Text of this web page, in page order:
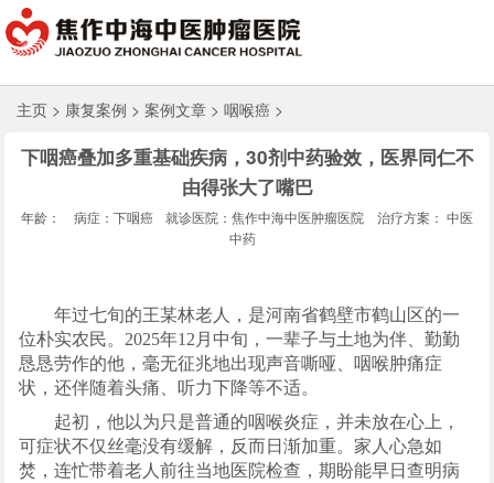
主页 > 康复案例 > 案例文章 > 咽喉癌 >
下咽癌叠加多重基础疾病，30剂中药验效，医界同仁不
由得张大了嘴巴
年龄： 病症：下咽癌 就诊医院：焦作中海中医肿瘤医院
治疗方案： 中医
中药
年过七旬的王某林老人，是河南省鹤壁市鹤山区的一
位朴实农民。2025年12月中旬，一辈子与土地为伴、勤勤
恳恳劳作的他，毫无征兆地出现声音嘶哑、咽喉肿痛症
状，还伴随着头痛、听力下降等不适。
起初，他以为只是普通的咽喉炎症，并未放在心上，
可症状不仅丝毫没有缓解，反而日渐加重。家人心急如
焚，连忙带着老人前往当地医院检查，期盼能早日查明病